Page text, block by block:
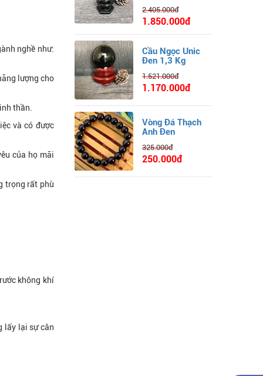
nghề như:
lượng cho
thần.
và có được
của họ mãi
trọng rất phù
không khí
lấy lại sự cân
2.405.000đ
1.850.000đ
Cầu Ngọc Unic
Đen 1,3 Kg
1.521.000đ
1.170.000đ
Vòng Đá Thạch
Anh Đen
325.000đ
250.000đ